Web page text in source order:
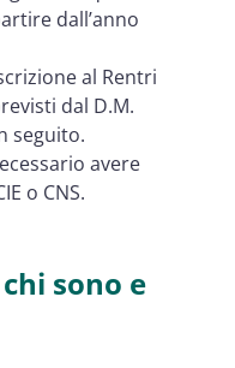
dall’anno
al Rentri
dal D.M.
seguito.
avere
o CNS.
sono e